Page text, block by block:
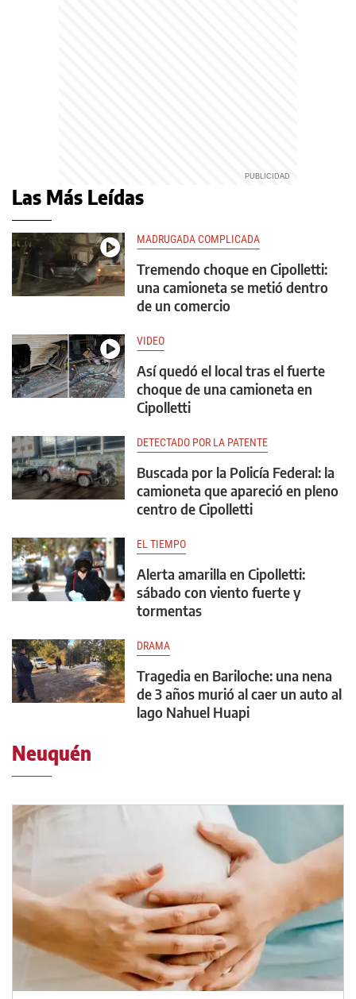
Las Más Leídas
MADRUGADA COMPLICADA
Tremendo choque en Cipolletti:
una camioneta se metió dentro
de un comercio
VIDEO
Así quedó el local tras el fuerte
choque de una camioneta en
Cipolletti
DETECTADO POR LA PATENTE
Buscada por la Policía Federal: la
camioneta que apareció en pleno
centro de Cipolletti
EL TIEMPO
Alerta amarilla en Cipolletti:
sábado con viento fuerte y
tormentas
DRAMA
Tragedia en Bariloche: una nena
de 3 años murió al caer un auto al
lago Nahuel Huapi
Neuquén